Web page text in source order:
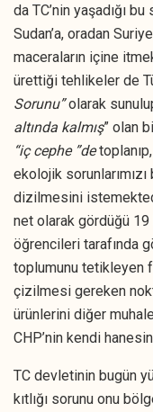
da TC’nin yaşadığı
Sudan’a, oradan
maceraların içine
ürettiği tehlikeler de
Sorunu”olarak
altında kalmış” olan
“iç cephe ”de
ekolojik sorunlarımızı
dizilmesini
net olarak gördüğü
öğrencileri tarafında
toplumunu tetikleyen
çizilmesi gereken
ürünlerini diğer
CHP’nin kendi
TC devletinin bugün
kıtlığı sorunu onu